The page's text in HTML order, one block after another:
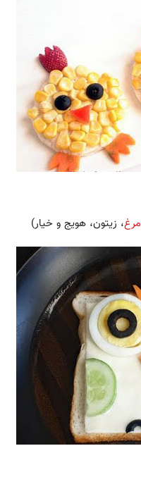
، زیتون، هویج و خیار)